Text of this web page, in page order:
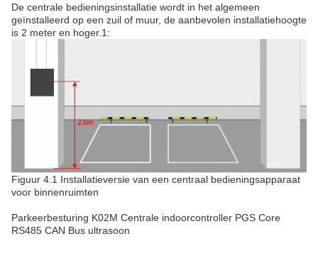
De centrale bedieningsinstallatie wordt in het algemeen
geïnstalleerd op een zuil of muur, de aanbevolen installatiehoogte
is 2 meter en hoger.1:
Figuur 4.1 Installatieversie van een centraal bedieningsapparaat
voor binnenruimten
Parkeerbesturing K02M Centrale indoorcontroller PGS Core
RS485 CAN Bus ultrasoon